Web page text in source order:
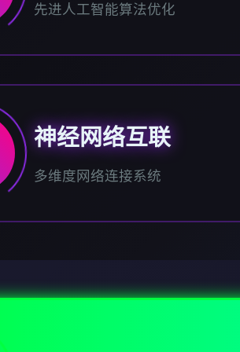
先进人工智能算法优化
神经网络互联
多维度网络连接系统